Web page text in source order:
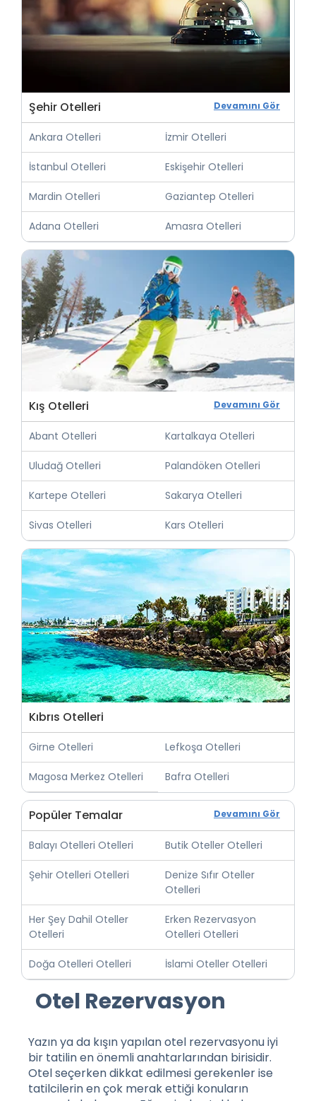
Şehir Otelleri Devamını Gör
Ankara Otelleri İzmir Otelleri
İstanbul Otelleri Eskişehir Otelleri
Mardin Otelleri Gaziantep Otelleri
Adana Otelleri Amasra Otelleri
Kış Otelleri Devamını Gör
Abant Otelleri Kartalkaya Otelleri
Uludağ Otelleri Palandöken Otelleri
Kartepe Otelleri Sakarya Otelleri
Sivas Otelleri Kars Otelleri
Kıbrıs Otelleri
Girne Otelleri Lefkoşa Otelleri
Magosa Merkez Otelleri Bafra Otelleri
Popüler Temalar Devamını Gör
Balayı Otelleri Otelleri Butik Oteller Otelleri
Şehir Otelleri Otelleri
Denize Sıfır Oteller
Otelleri
Her Şey Dahil Oteller
Otelleri
Erken Rezervasyon
Otelleri Otelleri
Doğa Otelleri Otelleri İslami Oteller Otelleri
Otel Rezervasyon
Yazın ya da kışın yapılan otel rezervasyonu iyi
bir tatilin en önemli anahtarlarından birisidir.
Otel seçerken dikkat edilmesi gerekenler ise
tatilcilerin en çok merak ettiği konuların